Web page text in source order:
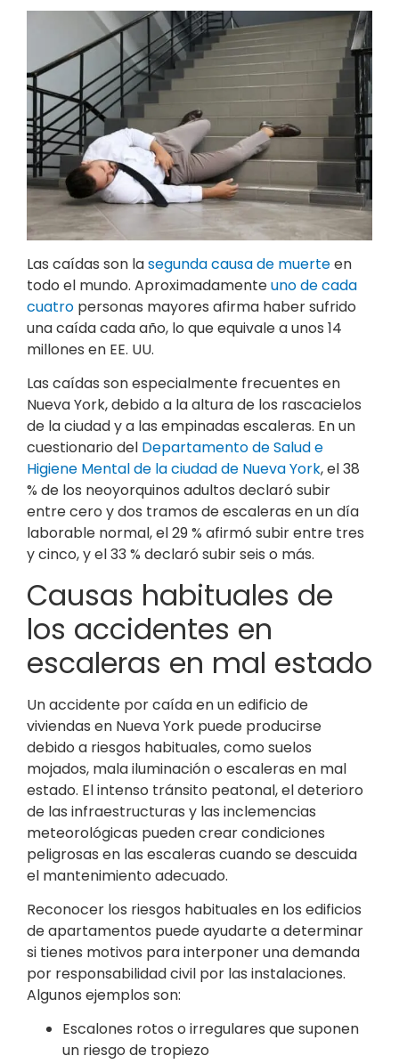
Las caídas son lasegunda causa de muerteen
todo el mundo. Aproximadamenteuno de cada
cuatro personas mayores afirma haber sufrido
una caída cada año, lo que equivale a unos 14
millones en EE. UU.
Las caídas son especialmente frecuentes en
Nueva York, debido a la altura de los rascacielos
de la ciudad y a las empinadas escaleras. En un
cuestionario del Departamento de Salud e
Higiene Mental de la ciudad de Nueva York, el 38
% de los neoyorquinos adultos declaró subir
entre cero y dos tramos de escaleras en un día
laborable normal, el 29 % afirmó subir entre tres
y cinco, y el 33 % declaró subir seis o más.
Causas habituales de
los accidentes en
escaleras en mal estado
Un accidente por caída en un edificio de
viviendas en Nueva York puede producirse
debido a riesgos habituales, como suelos
mojados, mala iluminación o escaleras en mal
estado. El intenso tránsito peatonal, el deterioro
de las infraestructuras y las inclemencias
meteorológicas pueden crear condiciones
peligrosas en las escaleras cuando se descuida
el mantenimiento adecuado.
Reconocer los riesgos habituales en los edificios
de apartamentos puede ayudarte a determinar
si tienes motivos para interponer una demanda
por responsabilidad civil por las instalaciones.
Algunos ejemplos son:
Escalones rotos o irregulares que suponen
un riesgo de tropiezo